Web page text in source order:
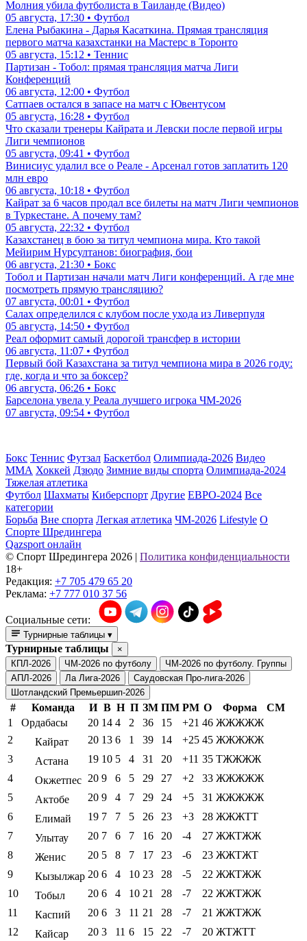
Молния убила футболиста в Таиланде (Видео)
05 августа, 17:30 • Футбол
Елена Рыбакина - Дарья Касаткина. Прямая трансляция
первого матча казахстанки на Мастерс в Торонто
05 августа, 15:12 • Теннис
Партизан - Тобол: прямая трансляция матча Лиги
Конференций
06 августа, 12:00 • Футбол
Сатпаев остался в запасе на матч с Ювентусом
05 августа, 16:28 • Футбол
Что сказали тренеры Кайрата и Левски после первой игры
Лиги чемпионов
05 августа, 09:41 • Футбол
Винисиус удалил все о Реале - Арсенал готов заплатить 120
млн евро
06 августа, 10:18 • Футбол
Кайрат за 6 часов продал все билеты на матч Лиги чемпионов
в Туркестане. А почему там?
05 августа, 22:32 • Футбол
Казахстанец в бою за титул чемпиона мира. Кто такой
Мейирим Нурсултанов: биография, бои
06 августа, 21:30 • Бокс
Тобол и Партизан начали матч Лиги конференций. А где мне
посмотреть прямую трансляцию?
07 августа, 00:01 • Футбол
Салах определился с клубом после ухода из Ливерпуля
05 августа, 14:50 • Футбол
Реал оформит самый дорогой трансфер в истории
06 августа, 11:07 • Футбол
Первый бой Казахстана за титул чемпиона мира в 2026 году:
где, когда и что за боксер?
06 августа, 06:26 • Бокс
Барселона увела у Реала лучшего игрока ЧМ-2026
07 августа, 09:54 • Футбол
Бокс Теннис Футзал Баскетбол Олимпиада-2026 Видео
ММА Хоккей Дзюдо Зимние виды спорта Олимпиада-2024
Тяжелая атлетика
Футбол Шахматы Киберспорт Другие ЕВРО-2024 Все
категории
Борьба Вне спорта Легкая атлетика ЧМ-2026 Lifestyle О
Спорте Шредингера
Qazsport онлайн
© Cпорт Шредингера 2026 | Политика конфиденциальности
18+
Редакция: +7 705 479 65 20
Реклама: +7 777 010 37 56
Социальные сети:
Турнирные таблицы ▾
Турнирные таблицы
×
КПЛ-2026
ЧМ-2026 по футболу
ЧМ-2026 по футболу. Группы
АПЛ-2026
Ла Лига-2026
Саудовская Про-лига-2026
Шотландский Премьершип-2026
# Команда И В Н П ЗМ ПМ РМ О Форма
СМ
1
Ордабасы 20 14 4 2 36 15 +21 46 ЖЖЖЖЖ
2
Кайрат 20 13 6 1 39 14 +25 45 ЖЖЖЖЖ
3
Астана 19 10 5 4 31 20 +11 35 ТЖЖЖЖ
4
Окжетпес 20 9 6 5 29 27 +2 33 ЖЖЖЖЖ
5
Актобе 20 9 4 7 29 24 +5 31 ЖЖЖЖЖ
6
Елимай 19 7 7 5 26 23 +3 28 ЖЖЖТТ
7
Улытау 20 7 6 7 16 20 -4 27 ЖЖТЖЖ
8
Женис 20 5 8 7 17 23 -6 23 ЖЖТЖТ
9
Кызылжар 20 6 4 10 23 28 -5 22 ЖЖТЖЖ
10
Тобыл 20 6 4 10 21 28 -7 22 ЖЖТЖЖ
11
Каспий 20 6 3 11 21 28 -7 21 ЖЖТЖЖ
12
Кайсар 20 3 11 6 15 22 -7 20 ЖТЖТТ